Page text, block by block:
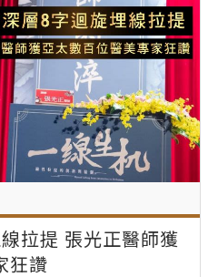
拉提 張光正醫師獲
狂讚